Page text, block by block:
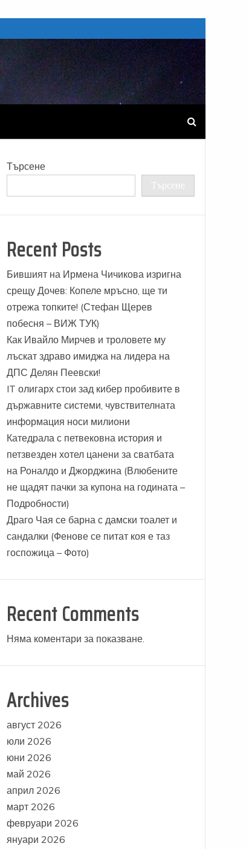
Търсене
Търсене
Recent Posts
Бившият на Ирмена Чичикова изригна
срещу Дочев: Копеле мръсно, ще ти
отрежа топките! (Стефан Щерев
побесня – ВИЖ ТУК)
Как Ивайло Мирчев и троловете му
лъскат здраво имиджа на лидера на
ДПС Делян Пеевски!
IT олигарх стои зад кибер пробивите в
държавните системи, чувствителната
информация носи милиони
Катедрала с петвековна история и
петзвезден хотел цанени за сватбата
на Роналдо и Джорджина (Влюбените
не щадят пачки за купона на годината –
Подробности)
Драго Чая се барна с дамски тоалет и
сандалки (Фенове се питат коя е таз
госпожица – Фото)
Recent Comments
Няма коментари за показване.
Archives
август 2026
юли 2026
юни 2026
май 2026
април 2026
март 2026
февруари 2026
януари 2026